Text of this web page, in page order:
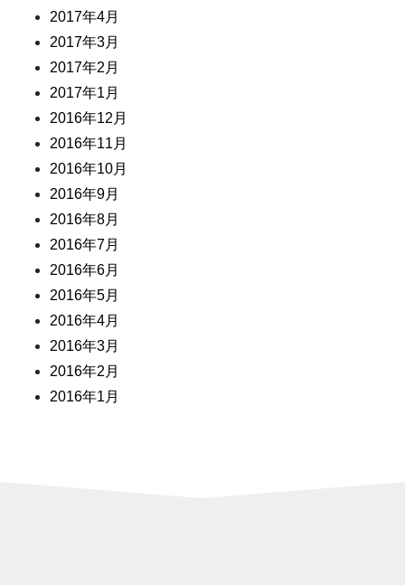
2017年4月
2017年3月
2017年2月
2017年1月
2016年12月
2016年11月
2016年10月
2016年9月
2016年8月
2016年7月
2016年6月
2016年5月
2016年4月
2016年3月
2016年2月
2016年1月